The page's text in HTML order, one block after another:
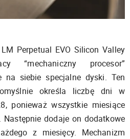
Perpetual EVO Silicon Valley
“mechaniczny procesor”
na siebie specjalne dyski. Ten
określa liczbę dni w
ponieważ wszystkie miesiące
dodaje on dodatkowe
z miesięcy. Mechanizm